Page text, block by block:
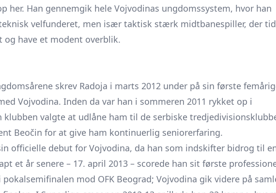
her. Han gennemgik hele Vojvodinas ungdomssystem, hvor han
velfunderet, men især taktisk stærk midtbanespiller, der
have et modent overblik.
skrev Radoja i marts 2012 under på sin første
Vojvodina. Inden da var han i sommeren 2011 rykket op i
valgte at udlåne ham til de serbiske
Beočin for at give ham kontinuerlig seniorerfaring.
officielle debut for Vojvodina, da han som indskifter bidrog til
et år senere – 17. april 2013 – scorede han sit første
mod OFK Beograd; Vojvodina gik videre på